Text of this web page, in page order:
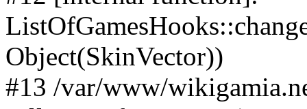
Object(SkinVector))
#13 /var/www/